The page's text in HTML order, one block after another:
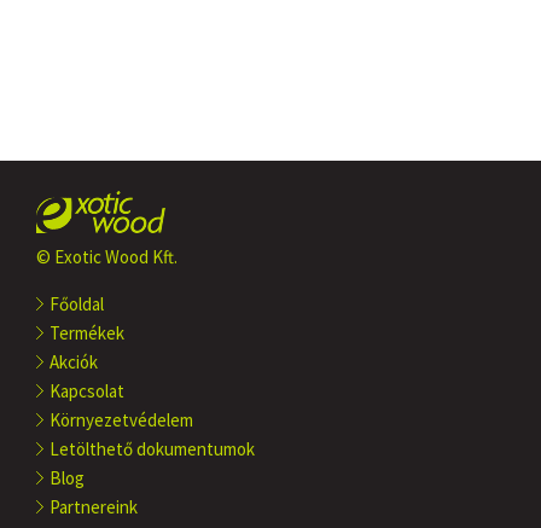
© Exotic Wood Kft.
Főoldal
Termékek
Akciók
Kapcsolat
Környezetvédelem
Letölthető dokumentumok
Blog
Partnereink